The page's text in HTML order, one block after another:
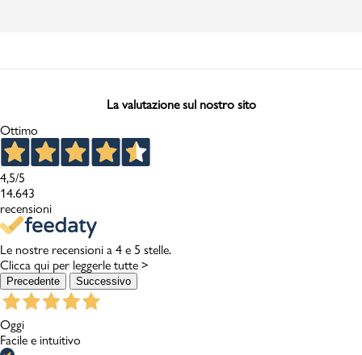
La valutazione sul nostro sito
Ottimo
4,5/5
14.643
recensioni
Le nostre recensioni a 4 e 5 stelle.
Clicca qui per leggerle tutte >
Precedente Successivo
Oggi
Facile e intuitivo